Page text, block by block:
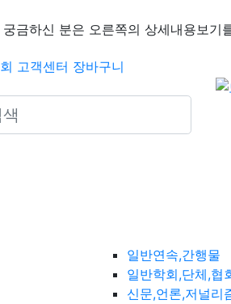
금하신 분은 오른쪽의 상세내용보기
고객센터 장바구니
일반연속,간행물
일반학회,단체,협
신문,언론,저널리